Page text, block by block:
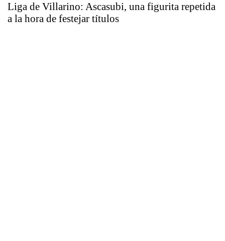
Liga de Villarino: Ascasubi, una figurita repetida
a la hora de festejar títulos